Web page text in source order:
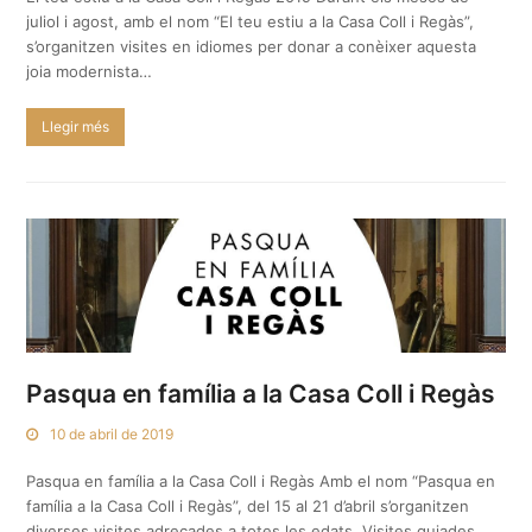
juliol i agost, amb el nom “El teu estiu a la Casa Coll i Regàs”,
s’organitzen visites en idiomes per donar a conèixer aquesta
joia modernista…
Llegir més
Pasqua en família a la Casa Coll i Regàs
10 de abril de 2019
Pasqua en família a la Casa Coll i Regàs Amb el nom “Pasqua en
família a la Casa Coll i Regàs”, del 15 al 21 d’abril s’organitzen